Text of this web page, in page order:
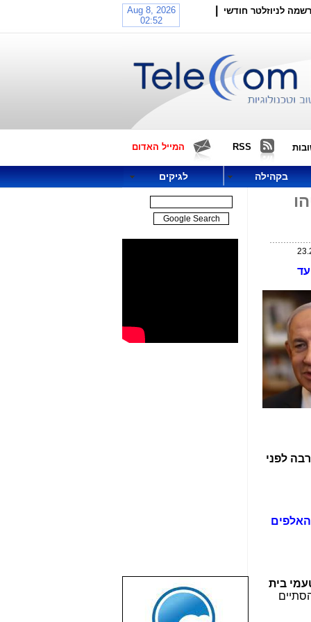
לניוזלטר חודשי
RSS המייל האדום
בקהילה לגיקים
עד
לפני
בתיקי האלפים
בית
14:45. על פי התכנון המקורי, הדיון היה אמור להתחיל ב-10:00 ולהסתיים
שבוע טוב לכל
הגולשים באשר